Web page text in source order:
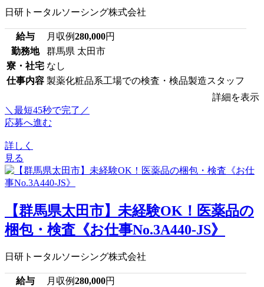
日研トータルソーシング株式会社
給与 月収例280,000円
勤務地
群馬県 太田市
寮・社宅 なし
仕事内容 製薬化粧品系工場での検査・検品製造スタッフ
詳細を表示
＼最短45秒で完了／
応募へ進む
詳しく
見る
【群馬県太田市】未経験OK！医薬品の
梱包・検査《お仕事No.3A440-JS》
日研トータルソーシング株式会社
給与 月収例280,000円